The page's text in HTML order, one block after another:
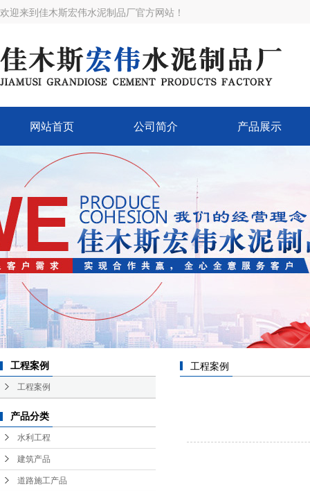
欢迎来到佳木斯宏伟水泥制品厂官方网站！
网站首页 公司简介 产品展示
工程案例
工程案例
产品分类
水利工程
建筑产品
道路施工产品
工程案例